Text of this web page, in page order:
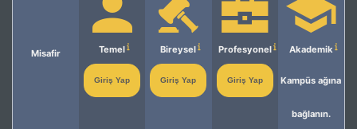
Misafir Temel
Giriş Yap
Bireysel
Giriş Yap
Profesyonel
Giriş Yap
Akademik
Kampüs ağına
bağlanın.